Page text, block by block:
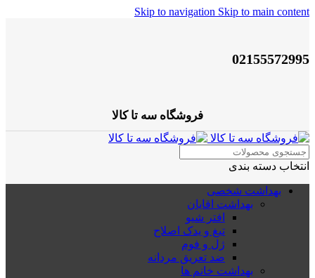
Skip to navigation Skip to main content
02155572995
فروشگاه سه تا کالا
انتخاب دسته بندی
بهداشت شخصی
بهداشت اقایان
افتر شیو
تیغ و یدک اصلاح
ژل و فوم
ضد تعریق مردانه
بهداشت خانم ها